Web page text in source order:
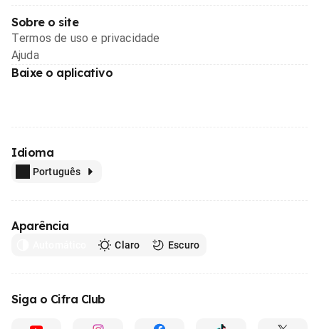
Sobre o site
Termos de uso e privacidade
Ajuda
Baixe o aplicativo
Idioma
Português
Aparência
Claro Escuro
Siga o Cifra Club